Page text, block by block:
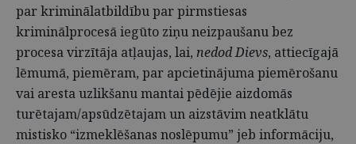
par kriminālatbildību par pirmstiesas
kriminālprocesā iegūto ziņu neizpaušanu bez
procesa virzītāja atļaujas, lai, nedod Dievs, attiecīgajā
lēmumā, piemēram, par apcietinājuma piemērošanu
vai aresta uzlikšanu mantai pēdējie aizdomās
turētajam/apsūdzētajam un aizstāvim neatklātu
mistisko “izmeklēšanas noslēpumu” jeb informāciju,